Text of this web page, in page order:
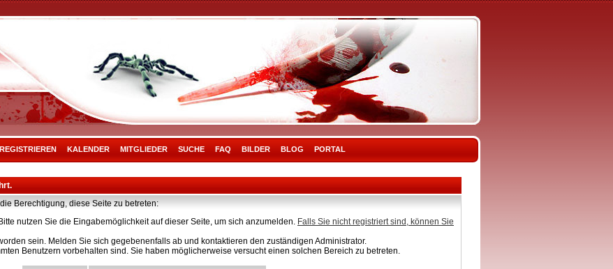
REGISTRIEREN KALENDER MITGLIEDER SUCHE FAQ BILDER BLOG PORTAL
Berechtigung, diese Seite zu betreten:
nutzen Sie die Eingabemöglichkeit auf dieser Seite, um sich anzumelden. Falls Sie nicht registriert sind, können Sie
sein. Melden Sie sich gegebenenfalls ab und kontaktieren den zuständigen Administrator.
Benutzern vorbehalten sind. Sie haben möglicherweise versucht einen solchen Bereich zu betreten.